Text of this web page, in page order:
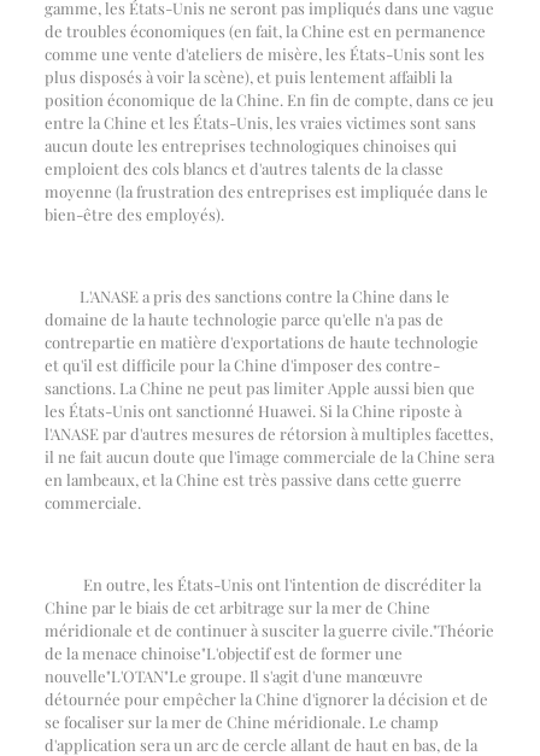
gamme, les États-Unis ne seront pas impliqués dans une vague
de troubles économiques (en fait, la Chine est en permanence
comme une vente d'ateliers de misère, les États-Unis sont les
plus disposés à voir la scène), et puis lentement affaibli la
position économique de la Chine. En fin de compte, dans ce jeu
entre la Chine et les États-Unis, les vraies victimes sont sans
aucun doute les entreprises technologiques chinoises qui
emploient des cols blancs et d'autres talents de la classe
moyenne (la frustration des entreprises est impliquée dans le
bien-être des employés).
L'ANASE a pris des sanctions contre la Chine dans le
domaine de la haute technologie parce qu'elle n'a pas de
contrepartie en matière d'exportations de haute technologie
et qu'il est difficile pour la Chine d'imposer des contre-
sanctions. La Chine ne peut pas limiter Apple aussi bien que
les États-Unis ont sanctionné Huawei. Si la Chine riposte à
l'ANASE par d'autres mesures de rétorsion à multiples facettes,
il ne fait aucun doute que l'image commerciale de la Chine sera
en lambeaux, et la Chine est très passive dans cette guerre
commerciale.
En outre, les États-Unis ont l'intention de discréditer la
Chine par le biais de cet arbitrage sur la mer de Chine
méridionale et de continuer à susciter la guerre civile."Théorie
de la menace chinoise"L'objectif est de former une
nouvelle"L'OTAN"Le groupe. Il s'agit d'une manœuvre
détournée pour empêcher la Chine d'ignorer la décision et de
se focaliser sur la mer de Chine méridionale. Le champ
d'application sera un arc de cercle allant de haut en bas, de la